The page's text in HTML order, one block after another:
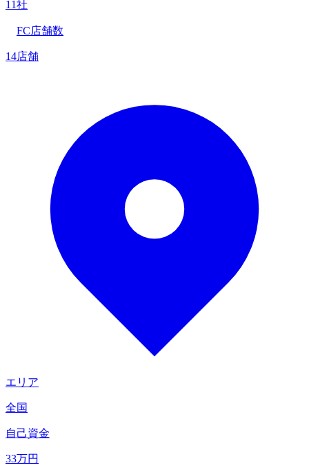
11社
FC店舗数
14店舗
エリア
全国
自己資金
33万円